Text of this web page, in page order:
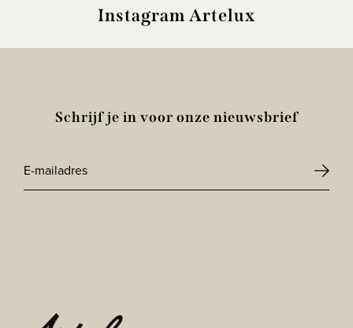
Instagram Artelux
Schrijf je in voor onze nieuwsbrief
mailadres